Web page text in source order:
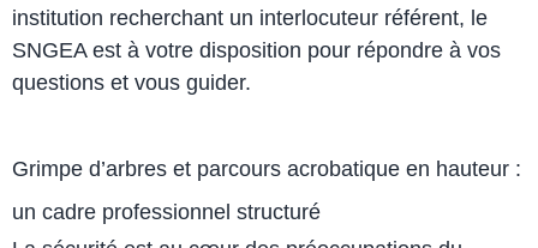
institution recherchant un interlocuteur référent, le
SNGEA est à votre disposition pour répondre à vos
questions et vous guider.
Grimpe d’arbres et parcours acrobatique en hauteur :
un cadre professionnel structuré